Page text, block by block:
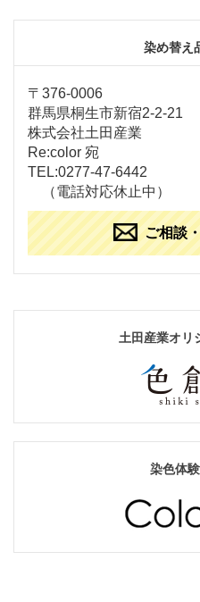
染め替え
〒376-0006
群馬県桐生市新宿2-2-21
株式会社土田産業
Re:color 宛
TEL:0277-47-6442
（電話対応休止中）
ご相談
土田産業オリ
染色体